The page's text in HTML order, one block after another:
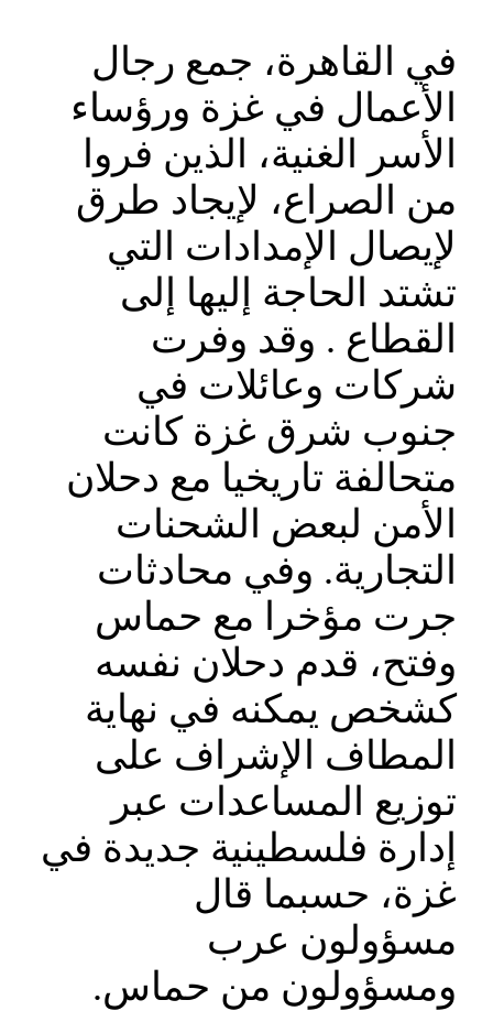
‎في القاهرة، جمع رجال
الأعمال في غزة ورؤساء
الأسر الغنية، الذين فروا
من الصراع، لإيجاد طرق
لإيصال الإمدادات التي
تشتد الحاجة إليها إلى
القطاع . وقد وفرت
شركات وعائلات في
جنوب شرق غزة كانت
متحالفة تاريخيا مع دحلان
الأمن لبعض الشحنات
التجارية. وفي محادثات
جرت مؤخرا مع حماس
وفتح، قدم دحلان نفسه
كشخص يمكنه في نهاية
المطاف الإشراف على
توزيع المساعدات عبر
إدارة فلسطينية جديدة في
غزة، حسبما قال
مسؤولون عرب
ومسؤولون من حماس.